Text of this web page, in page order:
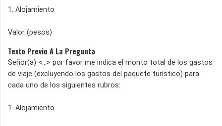
1. Alojamiento
Valor (pesos)
Texto Previo A La Pregunta
Señor(a) <...> por favor me indica el monto total de los gastos
de viaje (excluyendo los gastos del paquete turístico) para
cada uno de los siguientes rubros:
1. Alojamiento